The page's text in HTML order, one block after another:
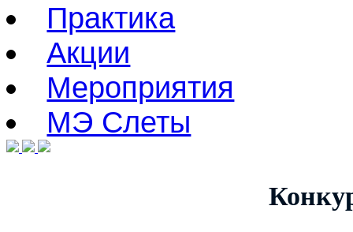
Практика
Акции
Мероприятия
МЭ Cлеты